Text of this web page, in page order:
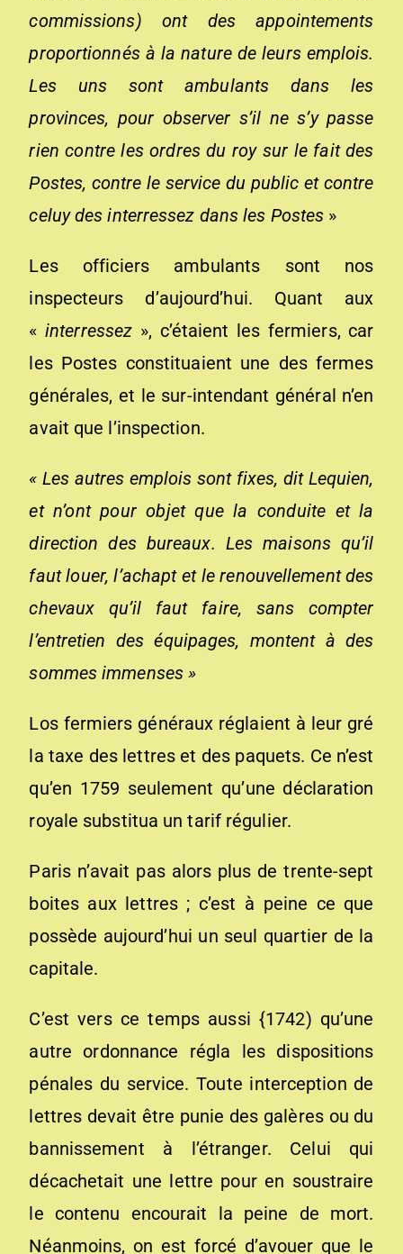
commissions) ont des appointements
proportionnés à la nature de leurs emplois.
Les uns sont ambulants dans les
provinces, pour observer s’il ne s’y passe
rien contre les ordres du roy sur le fait des
Postes, contre le service du public et contre
celuy des interressez dans les Postes »
Les officiers ambulants sont nos
inspecteurs d’aujourd’hui. Quant aux
«interressez », c’étaient les fermiers, car
les Postes constituaient une des fermes
générales, et le sur-intendant général n’en
avait que l’inspection.
« Les autres emplois sont fixes, dit Lequien,
et n’ont pour objet que la conduite et la
direction des bureaux. Les maisons qu’il
faut louer, l’achapt et le renouvellement des
chevaux qu’il faut faire, sans compter
l’entretien des équipages, montent à des
sommes immenses »
Los fermiers généraux réglaient à leur gré
la taxe des lettres et des paquets. Ce n’est
qu’en 1759 seulement qu’une déclaration
royale substitua un tarif régulier.
Paris n’avait pas alors plus de trente-sept
boites aux lettres ; c’est à peine ce que
possède aujourd’hui un seul quartier de la
capitale.
C’est vers ce temps aussi {1742) qu’une
autre ordonnance régla les dispositions
pénales du service. Toute interception de
lettres devait être punie des galères ou du
bannissement à l’étranger. Celui qui
décachetait une lettre pour en soustraire
le contenu encourait la peine de mort.
Néanmoins, on est forcé d’avouer que le